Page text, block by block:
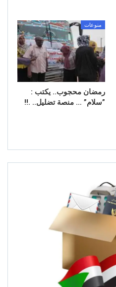
منوعات
رمضان محجوب.. يكتب : ​
”سلام” … منصة تضليل.. .!!